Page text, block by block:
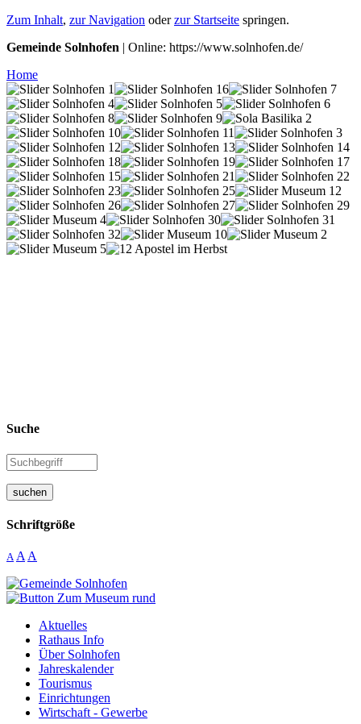
Zum Inhalt, zur Navigation oderzur Startseite springen.
Gemeinde Solnhofen | Online: https://www.solnhofen.de/
Home
Suche
suchen
Schriftgröße
A A A
Aktuelles
Rathaus Info
Über Solnhofen
Jahreskalender
Tourismus
Einrichtungen
Wirtschaft - Gewerbe